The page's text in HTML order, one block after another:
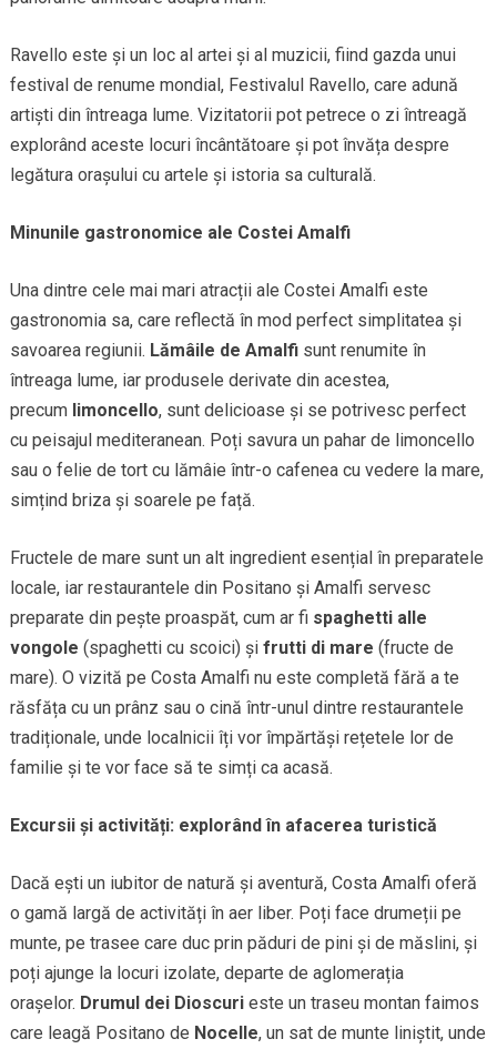
Ravello este și un loc al artei și al muzicii, fiind gazda unui
festival de renume mondial, Festivalul Ravello, care adună
artiști din întreaga lume. Vizitatorii pot petrece o zi întreagă
explorând aceste locuri încântătoare și pot învăța despre
legătura orașului cu artele și istoria sa culturală.
Minunile gastronomice ale Costei Amalfi
Una dintre cele mai mari atracții ale Costei Amalfi este
gastronomia sa, care reflectă în mod perfect simplitatea și
savoarea regiunii. Lămâile de Amalfisunt renumite în
întreaga lume, iar produsele derivate din acestea,
precum limoncello, sunt delicioase și se potrivesc perfect
cu peisajul mediteranean. Poți savura un pahar de limoncello
sau o felie de tort cu lămâie într-o cafenea cu vedere la mare,
simțind briza și soarele pe față.
Fructele de mare sunt un alt ingredient esențial în preparatele
locale, iar restaurantele din Positano și Amalfi servesc
preparate din pește proaspăt, cum ar fi spaghetti alle
vongole (spaghetti cu scoici) și frutti di mare (fructe de
mare). O vizită pe Costa Amalfi nu este completă fără a te
răsfăța cu un prânz sau o cină într-unul dintre restaurantele
tradiționale, unde localnicii îți vor împărtăși rețetele lor de
familie și te vor face să te simți ca acasă.
Excursii și activități: explorând în afacerea turistică
Dacă ești un iubitor de natură și aventură, Costa Amalfi oferă
o gamă largă de activități în aer liber. Poți face drumeții pe
munte, pe trasee care duc prin păduri de pini și de măslini, și
poți ajunge la locuri izolate, departe de aglomerația
orașelor. Drumul dei Dioscurieste un traseu montan faimos
care leagă Positano de Nocelle, un sat de munte liniștit, unde